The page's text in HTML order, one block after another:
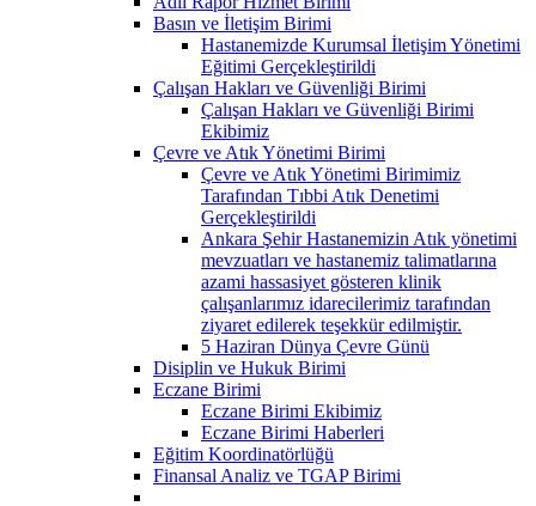
Basın ve İletişim Birimi
Hastanemizde Kurumsal İletişim Yönetimi
Eğitimi Gerçekleştirildi
Çalışan Hakları ve Güvenliği Birimi
Çalışan Hakları ve Güvenliği Birimi
Ekibimiz
Çevre ve Atık Yönetimi Birimi
Çevre ve Atık Yönetimi Birimimiz
Tarafından Tıbbi Atık Denetimi
Gerçekleştirildi
Ankara Şehir Hastanemizin Atık yönetimi
mevzuatları ve hastanemiz talimatlarına
azami hassasiyet gösteren klinik
çalışanlarımız idarecilerimiz tarafından
ziyaret edilerek teşekkür edilmiştir.
5 Haziran Dünya Çevre Günü
Disiplin ve Hukuk Birimi
Eczane Birimi
Eczane Birimi Ekibimiz
Eczane Birimi Haberleri
Eğitim Koordinatörlüğü
Finansal Analiz ve TGAP Birimi